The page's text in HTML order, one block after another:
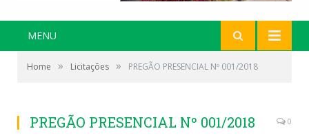
MENU
Home » Licitações » PREGÃO PRESENCIAL Nº 001/2018
PREGÃO PRESENCIAL Nº 001/2018 0